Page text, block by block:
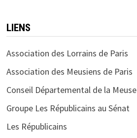
LIENS
Association des Lorrains de Paris
Association des Meusiens de Paris
Conseil Départemental de la Meuse
Groupe Les Républicains au Sénat
Les Républicains